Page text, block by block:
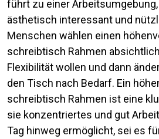
führt zu einer
ästhetisch interessant und
Menschen wählen einen
schreibtisch Rahmen
Flexibilität wollen und dann
den Tisch nach Bedarf. Ein
schreibtisch Rahmen ist eine
sie konzentriertes und gut
Tag hinweg ermöglicht, sei es